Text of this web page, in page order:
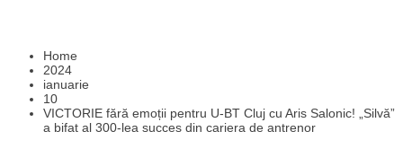
Home
2024
ianuarie
10
VICTORIE fără emoții pentru U-BT Cluj cu Aris Salonic! „Silvă”
a bifat al 300-lea succes din cariera de antrenor